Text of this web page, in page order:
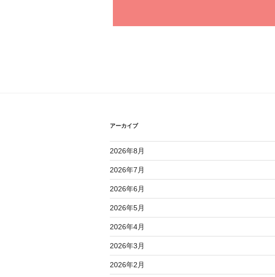
アーカイブ
2026年8月
2026年7月
2026年6月
2026年5月
2026年4月
2026年3月
2026年2月